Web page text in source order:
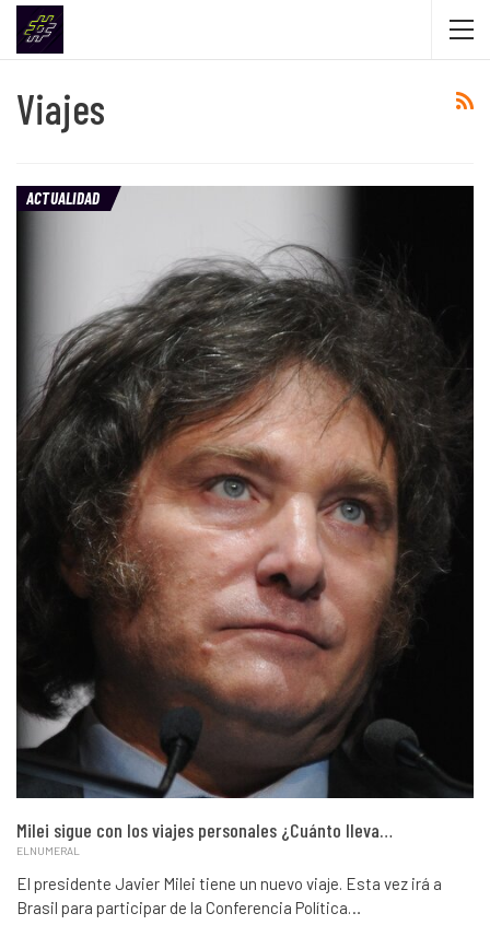
Viajes
ACTUALIDAD
Milei sigue con los viajes personales ¿Cuánto lleva…
ELNUMERAL
El presidente Javier Milei tiene un nuevo viaje. Esta vez irá a
Brasil para participar de la Conferencia Política…